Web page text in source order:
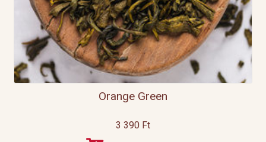
Orange Green
3 390 Ft